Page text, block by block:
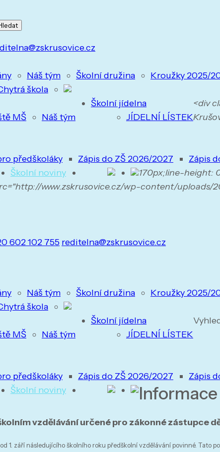
Náš tým Školní družina Kroužky 2025/
škola
MŠ
Náš tým
Školní jídelna
JÍDELNÍ LÍSTEK
předškoláky
Zápis do ZŠ 2026/2027 Zápis
Školní noviny
<div
170px;line-height:
www.zskrusovice.cz/wp-content/uploads/
602 102 755 reditelna@zskrusovice.cz
Náš tým Školní družina Kroužky 2025/
škola
MŠ
Náš tým
Školní jídelna
JÍDELNÍ LÍSTEK
předškoláky
Zápis do ZŠ 2026/2027 Zápis
Školní noviny
vzdělávání určené pro zákonné zástupce
1. září následujícího školního roku předškolní vzdělávání povinné. Tato